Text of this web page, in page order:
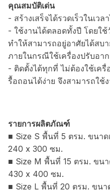
คุณสมบัติเด่น
- สร้างเสร็จได้รวดเร็วในเว
- ใช้งานได้ตลอดทั้งปี โดยใ
ทำให้สามารถอยู่อาศัยได้ส
ภายในกรณีใช้เครื่องปรับอา
- ติดตั้งได้ทุกที่ ไม่ต้องใช้เครื่
รื้อถอนได้ง่าย จึงสามารถใช้
รายการผลิตภัณฑ์
■ Size S พื้นที่ 5 ตรม. ขนา
240 x 300 ซม.
■ Size M พื้นที่ 15 ตรม. ขน
430 x 400 ซม.
■ Size L พื้นที่ 20 ตรม. ขน